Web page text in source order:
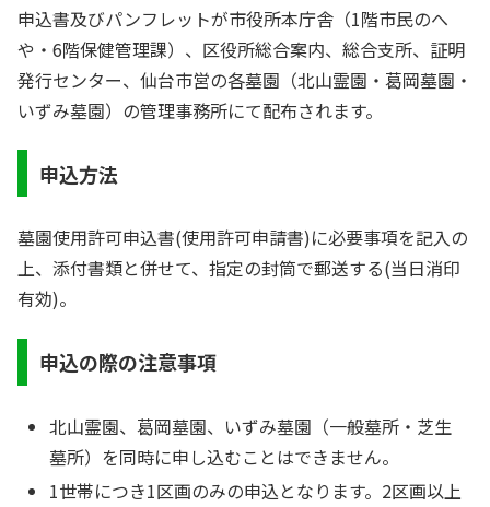
申込書及びパンフレットが市役所本庁舎（1階市民のへ
や・6階保健管理課）、区役所総合案内、総合支所、証明
発行センター、仙台市営の各墓園（北山霊園・葛岡墓園・
いずみ墓園）の管理事務所にて配布されます。
申込方法
墓園使用許可申込書(使用許可申請書)に必要事項を記入の
上、添付書類と併せて、指定の封筒で郵送する(当日消印
有効)。
申込の際の注意事項
北山霊園、葛岡墓園、いずみ墓園（一般墓所・芝生
墓所）を同時に申し込むことはできません。
1世帯につき1区画のみの申込となります。2区画以上